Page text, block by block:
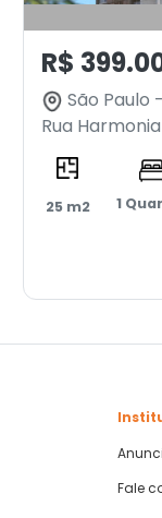
R$
São Paulo
Rua Harmonia
25 m2 1
Fale